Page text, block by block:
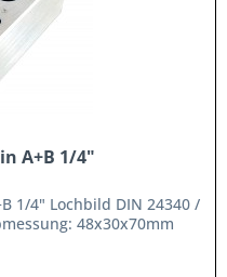
A+B 1/4"
1/4" Lochbild DIN 24340 /
48x30x70mm